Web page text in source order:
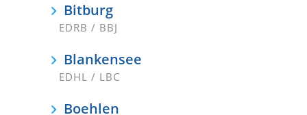
Bitburg
EDRB / BBJ
Blankensee
EDHL / LBC
Boehlen